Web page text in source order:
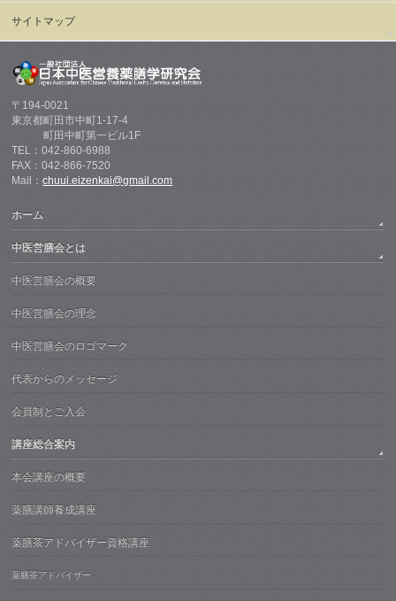
サイトマップ
〒194-0021
東京都町田市中町1-17-4
町田中町第一ビル1F
TEL：042-860-6988
FAX：042-866-7520
Mail：chuui.eizenkai@gmail.com
ホーム
中医営膳会とは
中医営膳会の概要
中医営膳会の理念
中医営膳会のロゴマーク
代表からのメッセージ
会員制とご入会
講座総合案内
本会講座の概要
薬膳講師養成講座
薬膳茶アドバイザー資格講座
薬膳茶アドバイザー